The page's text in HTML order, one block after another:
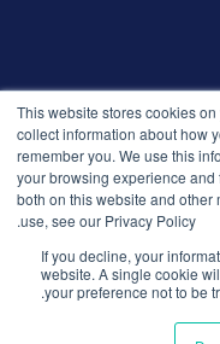
This website stores cookies
collect information about
remember you. We use this
your browsing experience
both on this website and
use, see our Privacy Policy.
If you decline, your
website. A single cookie
your preference not to be